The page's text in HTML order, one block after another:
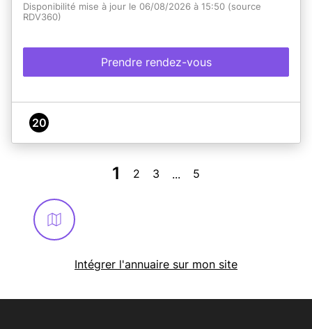
Disponibilité mise à jour le 06/08/2026 à 15:50 (source
RDV360)
Prendre rendez-vous
20
1 2 3 ... 5
Intégrer l'annuaire sur mon site